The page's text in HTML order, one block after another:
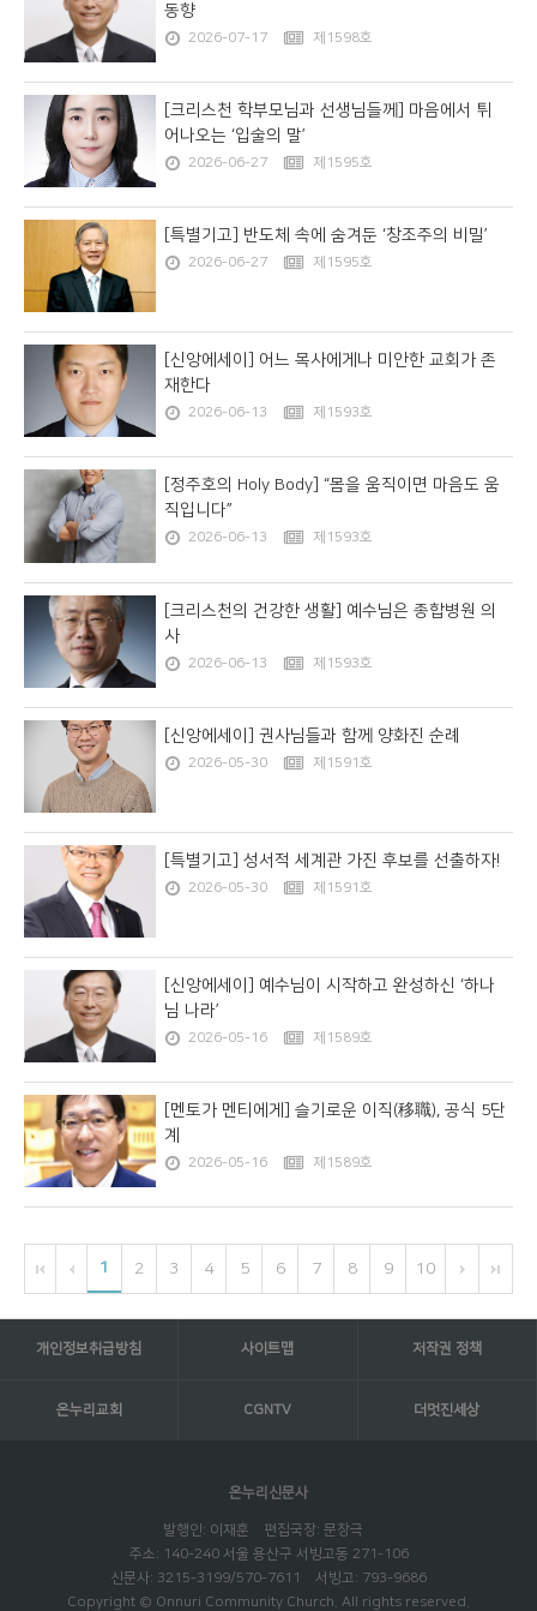
동향
2026-07-17 제1598호
[크리스천 학부모님과 선생님들께] 마음에서 튀
어나오는 ‘입술의 말’
2026-06-27 제1595호
[특별기고] 반도체 속에 숨겨둔 ‘창조주의 비밀’
2026-06-27 제1595호
[신앙에세이] 어느 목사에게나 미안한 교회가 존
재한다
2026-06-13 제1593호
[정주호의 Holy Body] “몸을 움직이면 마음도 움
직입니다”
2026-06-13 제1593호
[크리스천의 건강한 생활] 예수님은 종합병원 의
사
2026-06-13 제1593호
[신앙에세이] 권사님들과 함께 양화진 순례
2026-05-30 제1591호
[특별기고] 성서적 세계관 가진 후보를 선출하자!
2026-05-30 제1591호
[신앙에세이] 예수님이 시작하고 완성하신 ‘하나
님 나라’
2026-05-16 제1589호
[멘토가 멘티에게] 슬기로운 이직(移職), 공식 5단
계
2026-05-16 제1589호
1 2 3 4 5 6 7 8 9 10
개인정보취급방침 사이트맵 저작권 정책
온누리교회 CGNTV 더멋진세상
온누리신문사
발행인: 이재훈 편집국장: 문창극
주소: 140-240 서울 용산구 서빙고동 271-106
신문사: 3215-3199/570-7611 서빙고: 793-9686
Copyright © Onnuri Community Church. All rights reserved.